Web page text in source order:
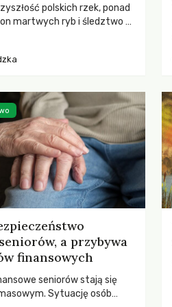
polskich rzek, ponad
martwych ryb i śledztwo z
by prace modernizacyjne
śmierci rzeki.
a przybywa
finansowych
seniorów stają się
Sytuację osób